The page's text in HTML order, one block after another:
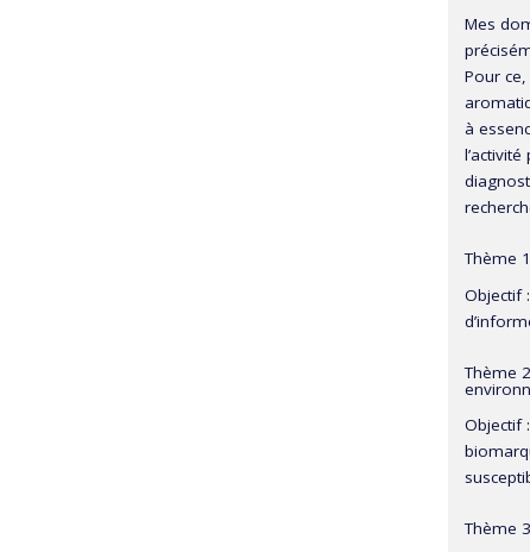
Mes
Pour
à
Thème
Objectif
Thème
Objectif
Thème